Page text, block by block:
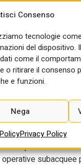
Consenso
tecnologie
del dispositivo.
come il
o ritirare il consenso
e funzioni.
Nega
Privacy Policy
marittima e alle
avanzate:
italiane – il
è finalmente
nazionale”. Per
della dimensione
del lavoro,
comune”.
quali qualificazioni,
ruolo
una pietra miliare
subacquee